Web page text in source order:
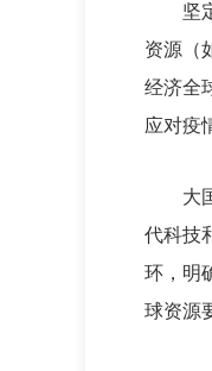
坚定
资源（
经济全
应对疫
大国
代科技
环，明
球资源